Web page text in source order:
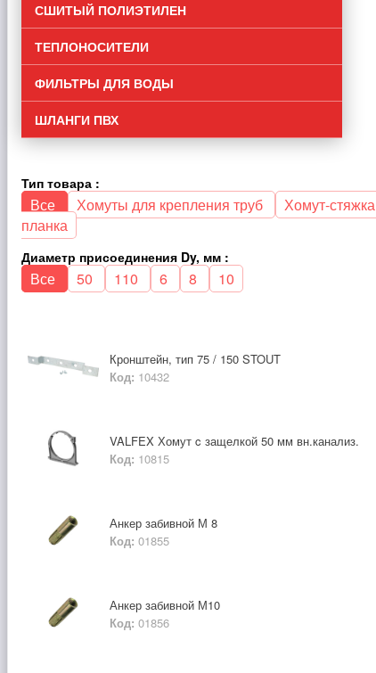
СШИТЫЙ ПОЛИЭТИЛЕН
ТЕПЛОНОСИТЕЛИ
ФИЛЬТРЫ ДЛЯ ВОДЫ
ШЛАНГИ ПВХ
Тип товара :
Все Хомуты для крепления труб Хомут-стяжка
планка
Диаметр присоединения Dy, мм :
Все 50 110 6 8 10
Кронштейн, тип 75 / 150 STOUT
Код: 10432
VALFEX Хомут c защелкой 50 мм вн.канализ.
Код: 10815
Анкер забивной М 8
Код: 01855
Анкер забивной М10
Код: 01856